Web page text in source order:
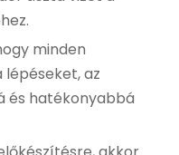
minden
az
és hatékonyabbá